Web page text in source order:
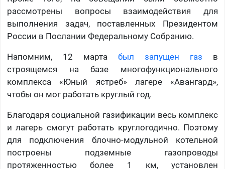
рассмотрены вопросы взаимодействия для
выполнения задач, поставленных Президентом
России в Послании Федеральному Собранию.
Напомним, 12 марта был запущен газ в
строящемся на базе многофункционального
комплекса «Юный ястреб» лагере «Авангард»,
чтобы он мог работать круглый год.
Благодаря социальной газификации весь комплекс
и лагерь смогут работать круглогодично. Поэтому
для подключения блочно-модульной котельной
построены подземные газопроводы
протяженностью более 1 км, установлен